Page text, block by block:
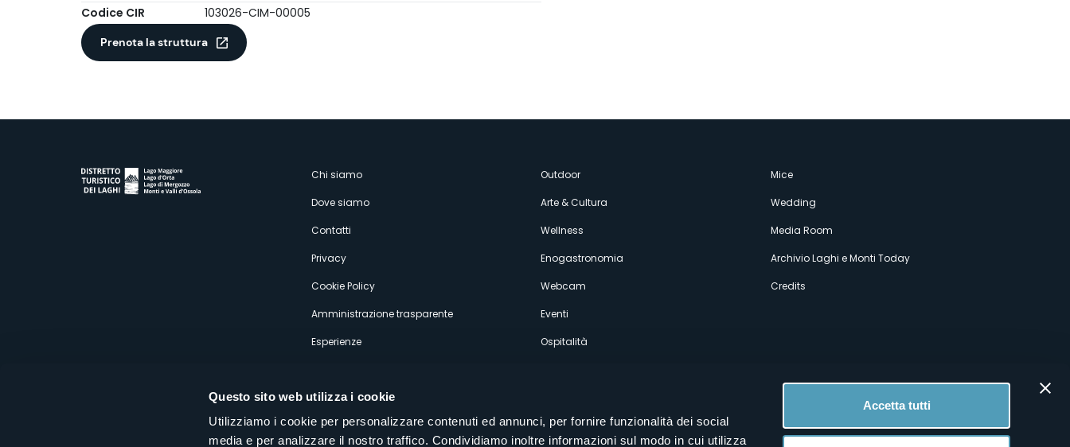
Questo sito web utilizza i cookie
Utilizziamo i cookie per personalizzare contenuti ed annunci, per fornire funzionalità dei social
media e per analizzare il nostro traffico. Condividiamo inoltre informazioni sul modo in cui utilizza
Accetta tutti
Codice CIR
103026-CIM-00005
Prenota la struttura
Menù
secondario
Chi siamo
Dove siamo
Contatti
Privacy
Cookie Policy
Amministrazione trasparente
Esperienze
Outdoor
Arte & Cultura
Wellness
Enogastronomia
Webcam
Eventi
Ospitalità
Mice
Wedding
Media Room
Archivio Laghi e Monti Today
Credits